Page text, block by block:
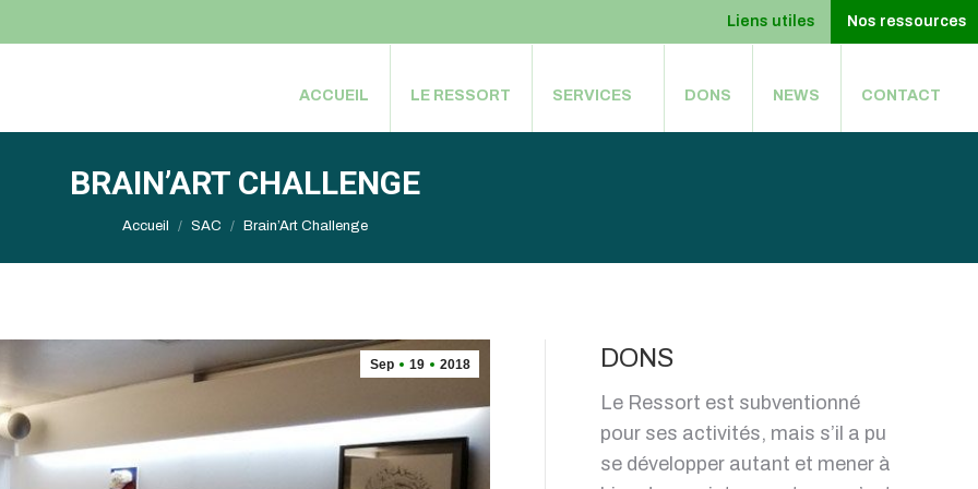
Liens utiles Nos ressources
ACCUEIL LE RESSORT SERVICES DONS NEWS CONTACT
BRAIN’ART CHALLENGE
Vous êtes ici :
Accueil SAC Brain’Art Challenge
Sep 19 2018 DONS
Le Ressort est subventionné
pour ses activités, mais s’il a pu
se développer autant et mener à